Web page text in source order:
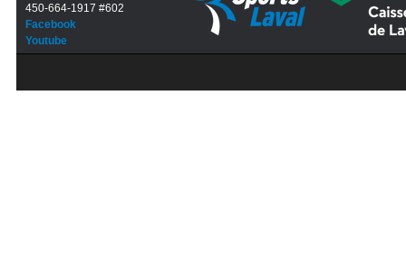
450-664-1917 #602
Facebook
Youtube